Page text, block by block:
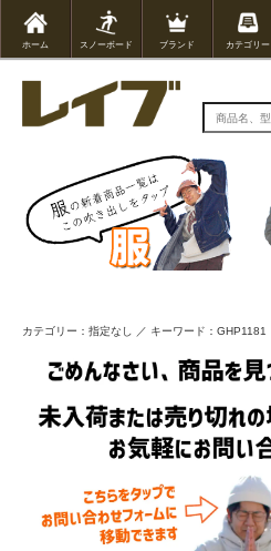
ホーム スノーボード ブランド カテゴリー
カテゴリー：指定なし ／ キーワード：GHP1181